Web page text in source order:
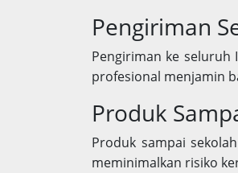
Pengiriman
Pengiriman ke seluruh
profesional menjamin
Produk
Produk sampai
meminimalkan risiko